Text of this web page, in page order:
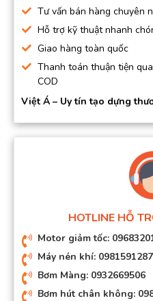
Tư vấn bán hàng chuyên
Hỗ trợ kỹ thuật nhanh
Giao hàng toàn quốc
Thanh toán thuận tiện
COD
Việt Á – Uy tín tạo dựng
HOTLINE HỖ
Motor giảm tốc:
Máy nén khí: 0981591287
Bơm Màng: 0932669506
Bơm hút chân không: